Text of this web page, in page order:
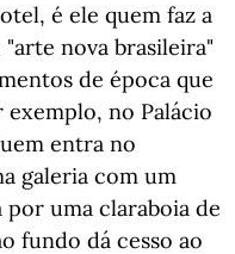
é ele quem faz a
nova brasileira"
de época que
no Palácio
entra no
galeria com um
uma claraboia de
fundo dá cesso ao